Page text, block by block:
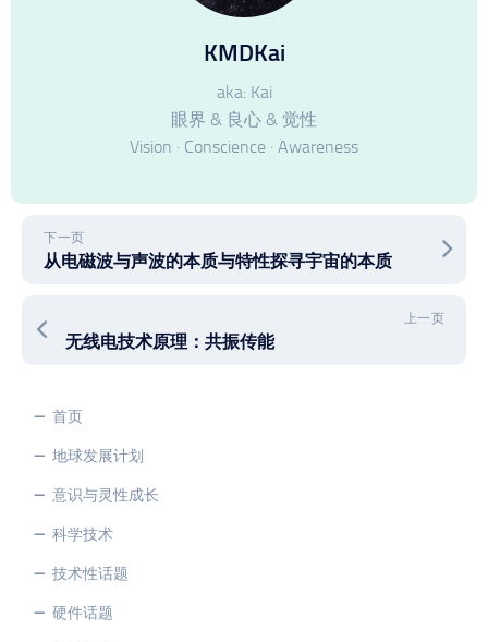
KMDKai
aka: Kai
眼界 & 良心 & 觉性
Vision · Conscience · Awareness
下一页
从电磁波与声波的本质与特性探寻宇宙的本质
上一页
无线电技术原理：共振传能
首页
地球发展计划
意识与灵性成长
科学技术
技术性话题
硬件话题